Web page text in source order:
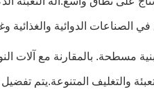
في الصناعات الدوائية
مسطحة. بالمقارنة مع آلات